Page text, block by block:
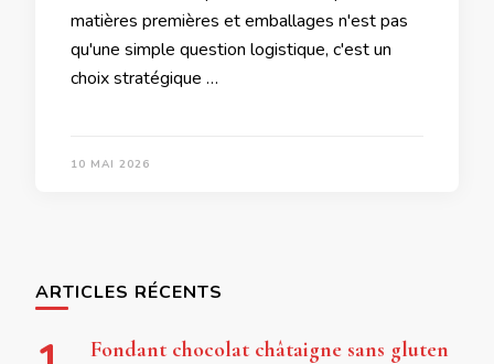
matières premières et emballages n'est pas
qu'une simple question logistique, c'est un
choix stratégique …
10 MAI 2026
ARTICLES RÉCENTS
Fondant chocolat châtaigne sans gluten